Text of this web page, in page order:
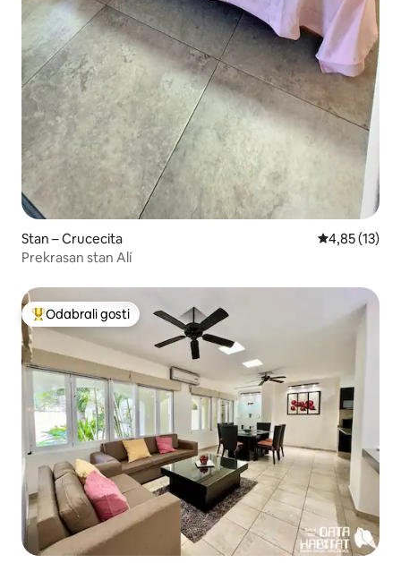
Stan – Crucecita Prosječna
4,85 (13)
Prekrasan stan Alí
Među najviše rangiranima s oznakom „Odabrali gosti”
Odabrali gosti